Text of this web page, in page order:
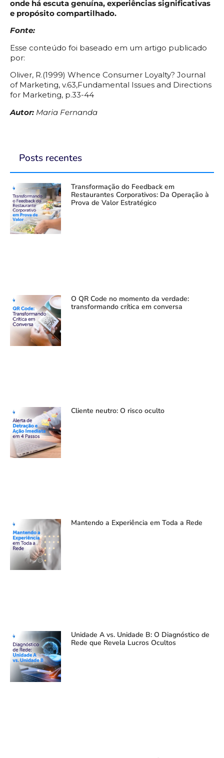
onde há escuta genuína, experiências significativas
e propósito compartilhado.
Fonte:
Esse conteúdo foi baseado em um artigo publicado
por:
Oliver, R.(1999) Whence Consumer Loyalty? Journal
of Marketing, v.63,Fundamental Issues and Directions
for Marketing, p.33-44
Autor: Maria Fernanda
Posts recentes
Transformação do Feedback em
Restaurantes Corporativos: Da Operação à
Prova de Valor Estratégico
O QR Code no momento da verdade:
transformando crítica em conversa
Cliente neutro: O risco oculto
Mantendo a Experiência em Toda a Rede
Unidade A vs. Unidade B: O Diagnóstico de
Rede que Revela Lucros Ocultos